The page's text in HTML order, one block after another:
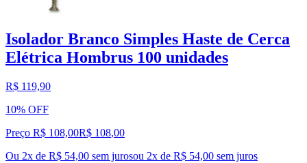
Isolador Branco Simples Haste de Cerca
Elétrica Hombrus 100 unidades
R$ 119,90
10% OFF
Preço R$ 108,00R$ 108,00
Ou 2x de R$ 54,00 sem jurosou 2x de R$ 54,00 sem juros